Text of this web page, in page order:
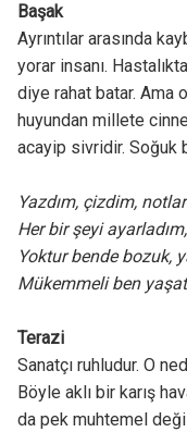
Başak
Ayrıntılar arasında
yorar insanı.
diye rahat batar. Ama
huyundan millete
acayip sivridir. Soğuk
Yazdım, çizdim,
Her bir şeyi ayarladım,
Yoktur bende bozuk,
Mükemmeli ben
Terazi
Sanatçı ruhludur. O
Böyle aklı bir karış
da pek muhtemel